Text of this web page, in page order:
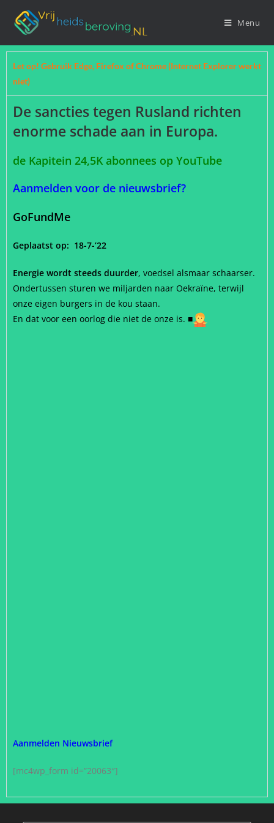
Menu
Let op! Gebruik Edge, Firefox of Chrome (Internet Explorer werkt
niet)
De sancties tegen Rusland richten
enorme schade aan in Europa.
de Kapitein 24,5K abonnees op YouTube
Aanmelden voor de nieuwsbrief?
GoFundMe
Geplaatst op: 18-7-’22
Energie wordt steeds duurder, voedsel alsmaar schaarser.
Ondertussen sturen we miljarden naar Oekraïne, terwijl
onze eigen burgers in de kou staan.
En dat voor een oorlog die niet de onze is. ■
Aanmelden Nieuwsbrief
[mc4wp_form id=”20063″]